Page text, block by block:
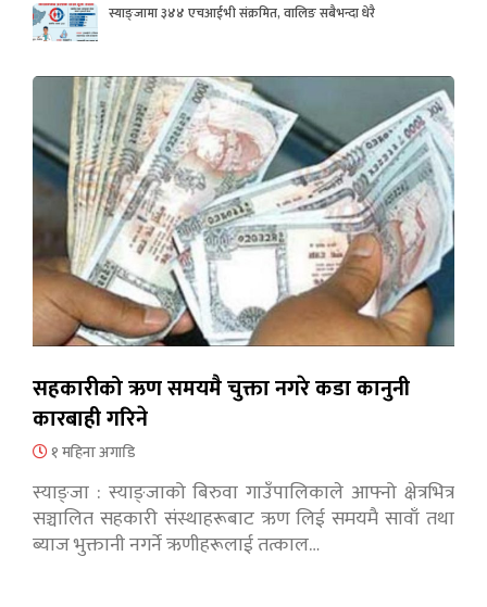
स्याङ्जामा ३४४ एचआईभी संक्रमित, वालिङ सबैभन्दा धेरै
सहकारीको ऋण समयमै चुक्ता नगरे कडा कानुनी
कारबाही गरिने
१ महिना अगाडि
स्याङ्जा : स्याङ्जाको बिरुवा गाउँपालिकाले आफ्नो क्षेत्रभित्र
सञ्चालित सहकारी संस्थाहरूबाट ऋण लिई समयमै सावाँ तथा
ब्याज भुक्तानी नगर्ने ऋणीहरूलाई तत्काल…